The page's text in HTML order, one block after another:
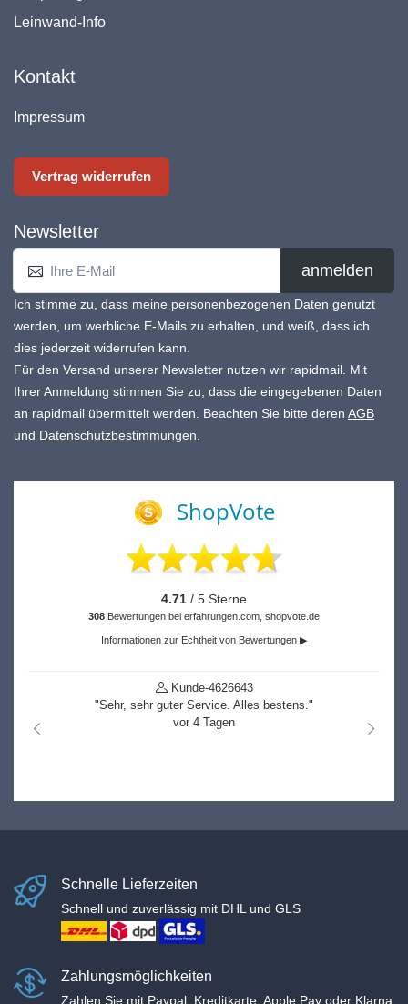
Leinwand-Info
Kontakt
Impressum
Vertrag widerrufen
Newsletter
anmelden
Ich stimme zu, dass meine personenbezogenen Daten genutzt
werden, um werbliche E-Mails zu erhalten, und weiß, dass ich
dies jederzeit widerrufen kann.
Für den Versand unserer Newsletter nutzen wir rapidmail. Mit
Ihrer Anmeldung stimmen Sie zu, dass die eingegebenen Daten
an rapidmail übermittelt werden. Beachten Sie bitte deren AGB
und Datenschutzbestimmungen
ShopVote
4.71 / 5 Sterne
308 Bewertungen bei erfahrungen.com, shopvote.de
Informationen zur Echtheit von Bewertungen ▶
Kunde-4626643
"Sehr, sehr guter Service. Alles bestens."
vor 4 Tagen
nach links
nach
Schnelle Lieferzeiten
Schnell und zuverlässig mit DHL und GLS
Zahlungsmöglichkeiten
Zahlen Sie mit Paypal, Kreditkarte, Apple Pay oder Klarna